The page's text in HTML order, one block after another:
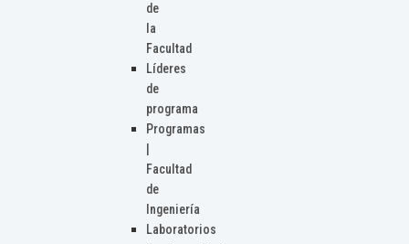
de
la
Facultad
Líderes
de
programa
Programas
Facultad
de
Ingeniería
Laboratorios